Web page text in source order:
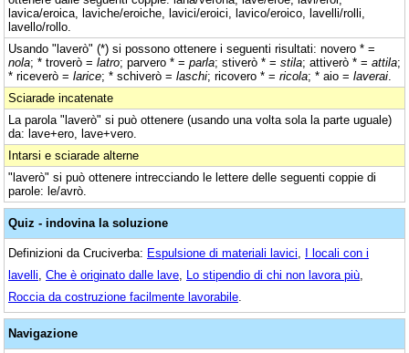
lavica/eroica, laviche/eroiche, lavici/eroici, lavico/eroico, lavelli/rolli,
lavello/rollo.
Usando "laverò" (*) si possono ottenere i seguenti risultati: novero * =
nola; * troverò = latro; parvero * = parla; stiverò * = stila; attiverò * = attila;
* riceverò = larice; * schiverò = laschi; ricovero * = ricola; * aio = laverai
Sciarade incatenate
La parola "laverò" si può ottenere (usando una volta sola la parte uguale)
da: lave+ero, lave+vero.
Intarsi e sciarade alterne
"laverò" si può ottenere intrecciando le lettere delle seguenti coppie di
parole: le/avrò.
Quiz - indovina la soluzione
Definizioni da Cruciverba: Espulsione di materiali lavici
I locali con i
lavelli Che è originato dalle lave Lo stipendio di chi non lavora più
Roccia da costruzione facilmente lavorabile
Navigazione